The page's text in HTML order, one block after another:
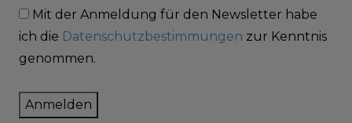
Mit der Anmeldung für den Newsletter habe
ich die Datenschutzbestimmungen zur Kenntnis
genommen.
Anmelden